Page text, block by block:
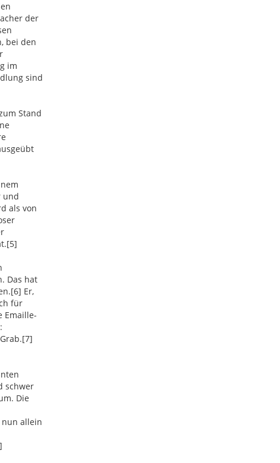
der
bei den
im
sind
Stand
und
als von
Das hat
Er,
für
Emaille-
schwer
Die
allein